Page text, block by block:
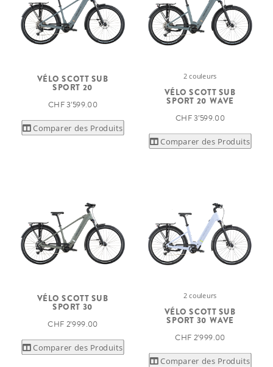
VÉLO SCOTT SUB
SPORT 20
CHF 3’599.00
Comparer des Produits
2 couleurs
VÉLO SCOTT SUB
SPORT 20 WAVE
CHF 3’599.00
Comparer des Produits
VÉLO SCOTT SUB
SPORT 30
CHF 2’999.00
Comparer des Produits
2 couleurs
VÉLO SCOTT SUB
SPORT 30 WAVE
CHF 2’999.00
Comparer des Produits